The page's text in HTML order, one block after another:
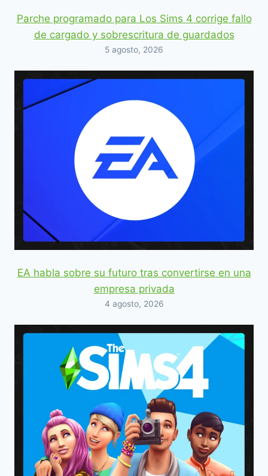
Parche programado para Los Sims 4 corrige fallo
de cargado y sobrescritura de guardados
5 agosto, 2026
EA habla sobre su futuro tras convertirse en una
empresa privada
4 agosto, 2026